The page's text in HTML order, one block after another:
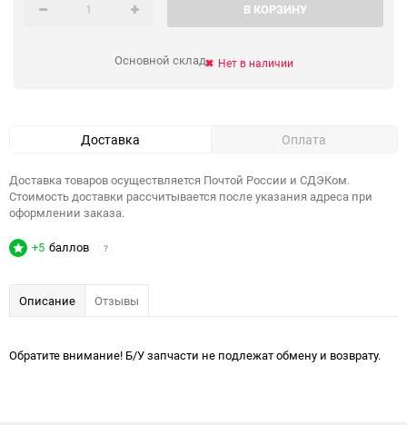
В КОРЗИНУ
Основной склад Нет в наличии
Доставка Оплата
Доставка товаров осуществляется Почтой России и СДЭКом.
Стоимость доставки рассчитывается после указания адреса при
оформлении заказа.
+5 баллов ?
Описание Отзывы
Обратите внимание! Б/У запчасти не подлежат обмену и возврату.